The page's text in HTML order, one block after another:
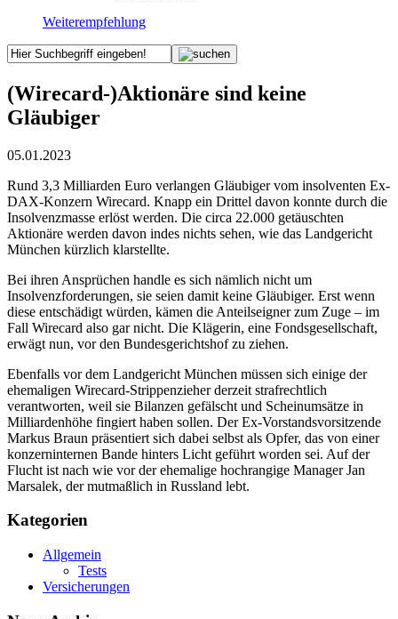
Weiterempfehlung
(Wirecard-)Aktionäre sind keine
Gläubiger
05.01.2023
Rund 3,3 Milliarden Euro verlangen Gläubiger vom insolventen Ex-
DAX-Konzern Wirecard. Knapp ein Drittel davon konnte durch die
Insolvenzmasse erlöst werden. Die circa 22.000 getäuschten
Aktionäre werden davon indes nichts sehen, wie das Landgericht
München kürzlich klarstellte.
Bei ihren Ansprüchen handle es sich nämlich nicht um
Insolvenzforderungen, sie seien damit keine Gläubiger. Erst wenn
diese entschädigt würden, kämen die Anteilseigner zum Zuge – im
Fall Wirecard also gar nicht. Die Klägerin, eine Fondsgesellschaft,
erwägt nun, vor den Bundesgerichtshof zu ziehen.
Ebenfalls vor dem Landgericht München müssen sich einige der
ehemaligen Wirecard-Strippenzieher derzeit strafrechtlich
verantworten, weil sie Bilanzen gefälscht und Scheinumsätze in
Milliardenhöhe fingiert haben sollen. Der Ex-Vorstandsvorsitzende
Markus Braun präsentiert sich dabei selbst als Opfer, das von einer
konzerninternen Bande hinters Licht geführt worden sei. Auf der
Flucht ist nach wie vor der ehemalige hochrangige Manager Jan
Marsalek, der mutmaßlich in Russland lebt.
Kategorien
Allgemein
Tests
Versicherungen